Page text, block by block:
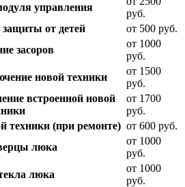
управления
руб.
защиты от детей
от 500 руб.
засоров
от 1000
руб.
новой техники
от 1500
руб.
встроенной новой
от 1700
руб.
техники (при ремонте) от 600 руб.
люка
от 1000
руб.
люка
от 1000
руб.